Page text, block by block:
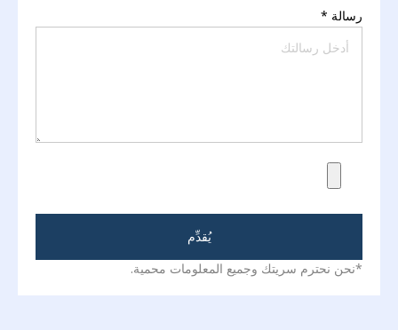
*نحن نحترم سريتك وجميع المعلومات محمية.